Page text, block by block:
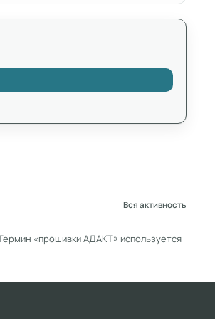
Вся активность
«прошивки АДАКТ» используется